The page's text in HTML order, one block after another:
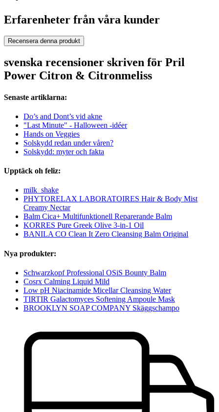
Erfarenheter från våra kunder
Recensera denna produkt
svenska recensioner skriven för Pril
Power Citron & Citronmeliss
Senaste artiklarna:
Do’s and Dont’s vid akne
"Last Minute" - Halloween -idéer
Hands on Veggies
Solskydd redan under våren?
Solskydd: myter och fakta
Upptäck oh feliz:
milk_shake
PHYTORELAX LABORATOIRES Hair & Body Mist
Creamy Nectar
Balm Cica+ Multifunktionell Reparerande Balm
KORRES Pure Greek Olive 3-in-1 Oil
BANILA CO Clean It Zero Cleansing Balm Original
Nya produkter:
Schwarzkopf Professional OSiS Bounty Balm
Cosrx Calming Liquid Mild
Low pH Niacinamide Micellar Cleansing Water
TIRTIR Galactomyces Softening Ampoule Mask
BROOKLYN SOAP COMPANY Skäggschampo